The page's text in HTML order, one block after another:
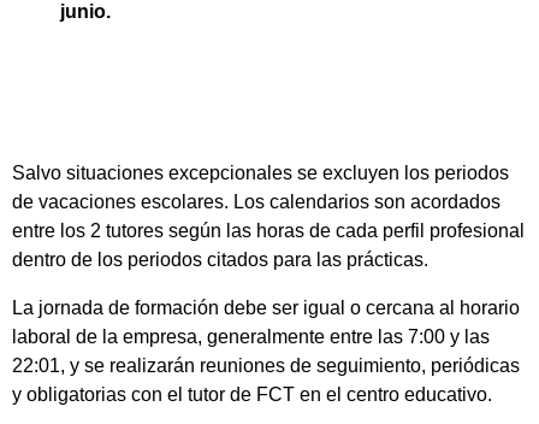
junio.
Salvo situaciones excepcionales se excluyen los periodos
de vacaciones escolares. Los calendarios son acordados
entre los 2 tutores según las horas de cada perfil profesional
dentro de los periodos citados para las prácticas.
La jornada de formación debe ser igual o cercana al horario
laboral de la empresa, generalmente entre las 7:00 y las
22:01, y se realizarán reuniones de seguimiento, periódicas
y obligatorias con el tutor de FCT en el centro educativo.